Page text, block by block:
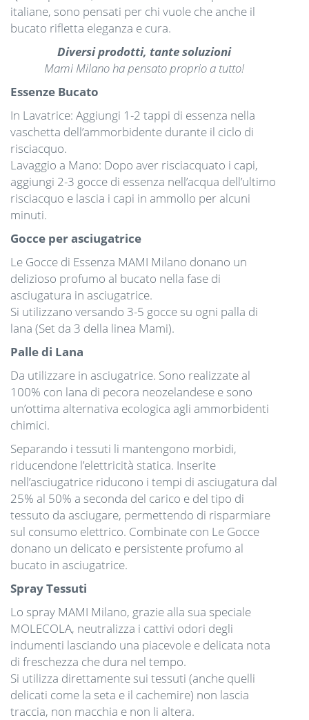
italiane, sono pensati per chi vuole che anche il
bucato rifletta eleganza e cura.
Diversi prodotti, tante soluzioni
Mami Milano ha pensato proprio a tutto!
Essenze Bucato
In Lavatrice: Aggiungi 1-2 tappi di essenza nella
vaschetta dell’ammorbidente durante il ciclo di
risciacquo.
Lavaggio a Mano: Dopo aver risciacquato i capi,
aggiungi 2-3 gocce di essenza nell’acqua dell’ultimo
risciacquo e lascia i capi in ammollo per alcuni
minuti.
Gocce per asciugatrice
Le Gocce di Essenza MAMI Milano donano un
delizioso profumo al bucato nella fase di
asciugatura in asciugatrice.
Si utilizzano versando 3-5 gocce su ogni palla di
lana (Set da 3 della linea Mami).
Palle di Lana
Da utilizzare in asciugatrice. Sono realizzate al
100% con lana di pecora neozelandese e sono
un’ottima alternativa ecologica agli ammorbidenti
chimici.
Separando i tessuti li mantengono morbidi,
riducendone l’elettricità statica. Inserite
nell’asciugatrice riducono i tempi di asciugatura dal
25% al 50% a seconda del carico e del tipo di
tessuto da asciugare, permettendo di risparmiare
sul consumo elettrico. Combinate con Le Gocce
donano un delicato e persistente profumo al
bucato in asciugatrice.
Spray Tessuti
Lo spray MAMI Milano, grazie alla sua speciale
MOLECOLA, neutralizza i cattivi odori degli
indumenti lasciando una piacevole e delicata nota
di freschezza che dura nel tempo.
Si utilizza direttamente sui tessuti (anche quelli
delicati come la seta e il cachemire) non lascia
traccia, non macchia e non li altera.